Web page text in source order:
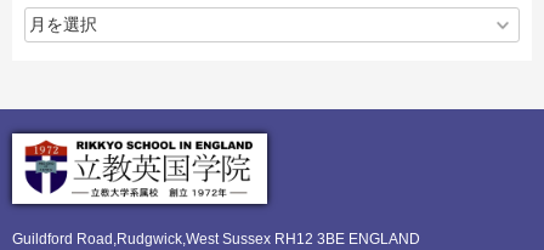
Guildford Road,Rudgwick,West Sussex RH12 3BE ENGLAND